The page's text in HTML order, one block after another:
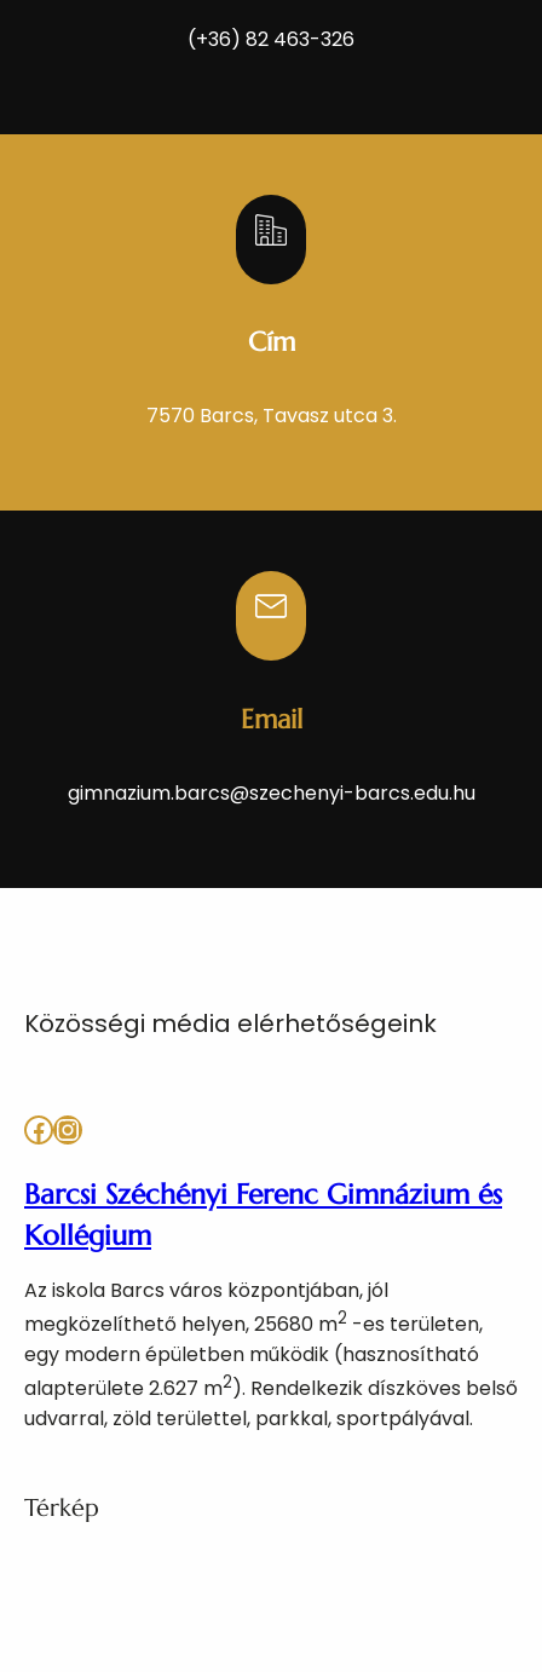
(+36) 82 463-326
Cím
7570 Barcs, Tavasz utca 3.
Email
gimnazium.barcs@szechenyi-barcs.edu.hu
Közösségi média elérhetőségeink
Facebook Instagram
Barcsi Széchényi Ferenc Gimnázium és
Kollégium
Az iskola Barcs város központjában, jól
megközelíthető helyen, 25680 m2 -es területen,
egy modern épületben működik (hasznosítható
alapterülete 2.627 m2). Rendelkezik díszköves belső
udvarral, zöld területtel, parkkal, sportpályával.
Térkép